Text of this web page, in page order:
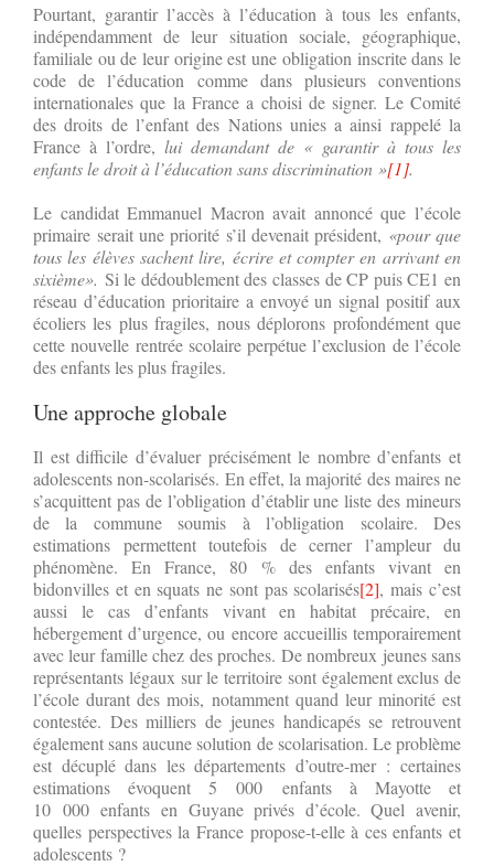
Pourtant, garantir l’accès à l’éducation à tous les enfants,
indépendamment de leur situation sociale, géographique,
familiale ou de leur origine est une obligation inscrite dans le
code de l’éducation comme dans plusieurs conventions
internationales que la France a choisi de signer. Le Comité
des droits de l’enfant des Nations unies a ainsi rappelé la
France à l’ordre, lui demandant de « garantir à tous les
enfants le droit à l’éducation sans discrimination »[1].
Le candidat Emmanuel Macron avait annoncé que l’école
primaire serait une priorité s’il devenait président, «pour que
tous les élèves sachent lire, écrire et compter en arrivant en
sixième». Si le dédoublement des classes de CP puis CE1 en
réseau d’éducation prioritaire a envoyé un signal positif aux
écoliers les plus fragiles, nous déplorons profondément que
cette nouvelle rentrée scolaire perpétue l’exclusion de l’école
des enfants les plus fragiles.
Une approche globale
Il est difficile d’évaluer précisément le nombre d’enfants et
adolescents non-scolarisés. En effet, la majorité des maires ne
s’acquittent pas de l’obligation d’établir une liste des mineurs
de la commune soumis à l’obligation scolaire. Des
estimations permettent toutefois de cerner l’ampleur du
phénomène. En France, 80 % des enfants vivant en
bidonvilles et en squats ne sont pas scolarisés[2], mais c’est
aussi le cas d’enfants vivant en habitat précaire, en
hébergement d’urgence, ou encore accueillis temporairement
avec leur famille chez des proches. De nombreux jeunes sans
représentants légaux sur le territoire sont également exclus de
l’école durant des mois, notamment quand leur minorité est
contestée. Des milliers de jeunes handicapés se retrouvent
également sans aucune solution de scolarisation. Le problème
est décuplé dans les départements d’outre-mer : certaines
estimations évoquent 5 000 enfants à Mayotte et
10 000 enfants en Guyane privés d’école. Quel avenir,
quelles perspectives la France propose-t-elle à ces enfants et
adolescents ?